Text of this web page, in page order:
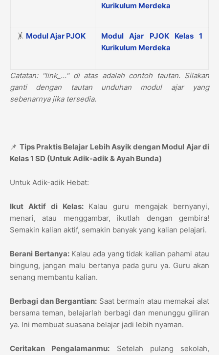
Kurikulum Merdeka
🤸 Modul Ajar PJOK
Modul Ajar PJOK Kelas 1
Kurikulum Merdeka
Catatan: "link_..." di atas adalah contoh tautan. Silakan
ganti dengan tautan unduhan modul ajar yang
sebenarnya jika tersedia.
📌 Tips Praktis Belajar Lebih Asyik dengan Modul Ajar di
Kelas 1 SD (Untuk Adik-adik & Ayah Bunda)
Untuk Adik-adik Hebat:
Ikut Aktif di Kelas:Kalau guru mengajak bernyanyi,
menari, atau menggambar, ikutlah dengan gembira!
Semakin kalian aktif, semakin banyak yang kalian pelajari.
Berani Bertanya:Kalau ada yang tidak kalian pahami atau
bingung, jangan malu bertanya pada guru ya. Guru akan
senang membantu kalian.
Berbagi dan Bergantian: Saat bermain atau memakai alat
bersama teman, belajarlah berbagi dan menunggu giliran
ya. Ini membuat suasana belajar jadi lebih nyaman.
Ceritakan Pengalamanmu: Setelah pulang sekolah,